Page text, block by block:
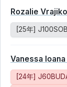
Rozalie
[25年]
Vanessa
[24年]